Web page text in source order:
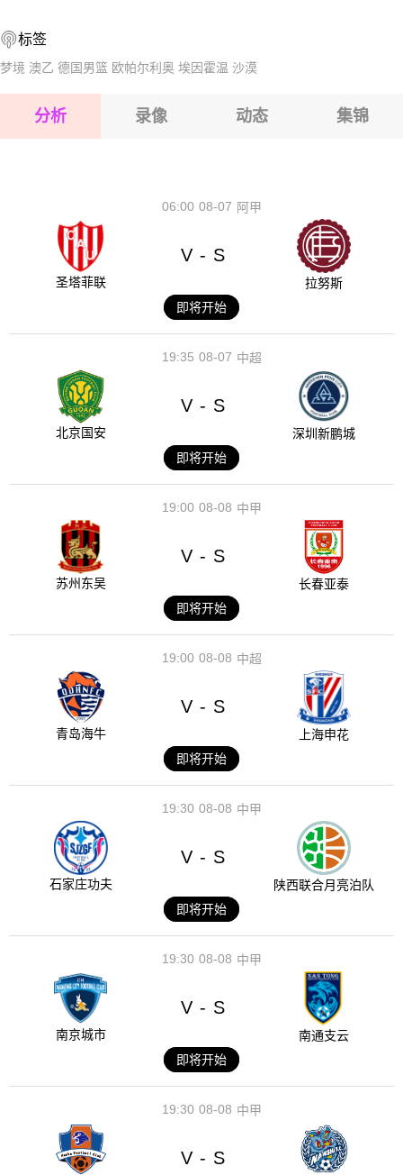
2026-08-15 【欧青U19】 希腊U19VS塞尔维亚U19
标签
梦境 澳乙 德国男篮 欧帕尔利奥 埃因霍温 沙漠
分析 录像 动态 集锦
08-07
06:00 阿甲
圣塔菲联
V - S
拉努斯
即将开始
08-07
19:35 中超
北京国安
V - S
深圳新鹏城
即将开始
08-08
19:00 中甲
苏州东吴
V - S
长春亚泰
即将开始
08-08
19:00 中超
青岛海牛
V - S
上海申花
即将开始
08-08
19:30 中甲
石家庄功夫
V - S
陕西联合月亮泊队
即将开始
08-08
19:30 中甲
南京城市
V - S
南通支云
即将开始
08-08
19:30 中甲
V - S